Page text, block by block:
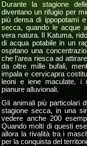
Durante la stagione
diventano un rifugio per
più densa di ippopotami
secca, quando le acque
vera natura. Il Katuma,
di acqua potabile in un
ospitano una
che l’area riesca ad
da oltre mille bufali,
impala e cervicapra
leoni e iene maculate, i
pianure alluvionali.
Gli animali più particolari
stagione secca, in una
vedere anche 200
Quando molti di questi
allora la rivalità tra i
per la conquista del